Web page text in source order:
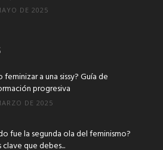
DE 2025
feminizar a una sissy? Guía de
progresiva
DE 2025
fue la segunda ola del feminismo?
clave que debes...